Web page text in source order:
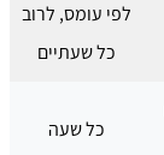
לפי עומס, לרוב
כל שעתיים
כל שעה